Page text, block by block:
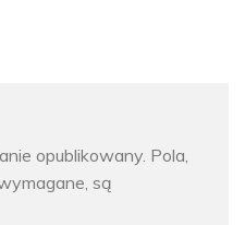
opublikowany. Pola,
są